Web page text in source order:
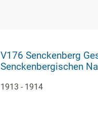
V176 Senckenberg Gesellschaft für
Senckenbergischen
1913 - 1914